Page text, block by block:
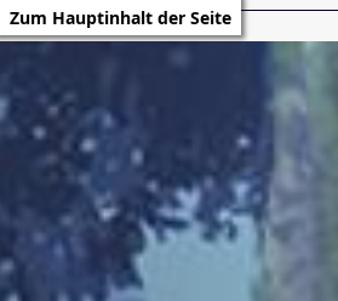
Zum Hauptinhalt der Seite